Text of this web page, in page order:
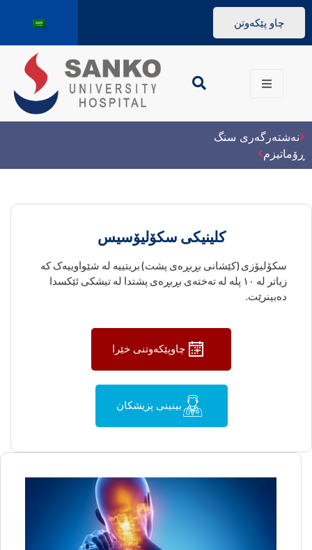
چاو پێکەوتن
نەشتەرگەری سنگ
ڕۆماتیزم
کلینیکی سکۆلیۆسیس
سکۆلیۆزی (کێشانی بڕبڕەی پشت) بریتییە لە شێواوییەک کە
زیاتر لە ١٠ پلە لە تەختەی بڕبڕەی پشتدا لە تیشکی ئێکسدا
دەبینرێت.
چاوپێکەوتنی خێرا
بینینی پزیشکان